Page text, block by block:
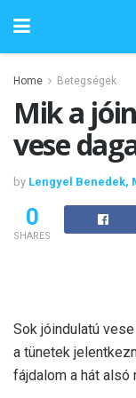
Home Betegségek
Mik a
vese
by Lengyel Benedek,
0
SHARES
Sok jóindulatú
a tünetek
fájdalom a hát